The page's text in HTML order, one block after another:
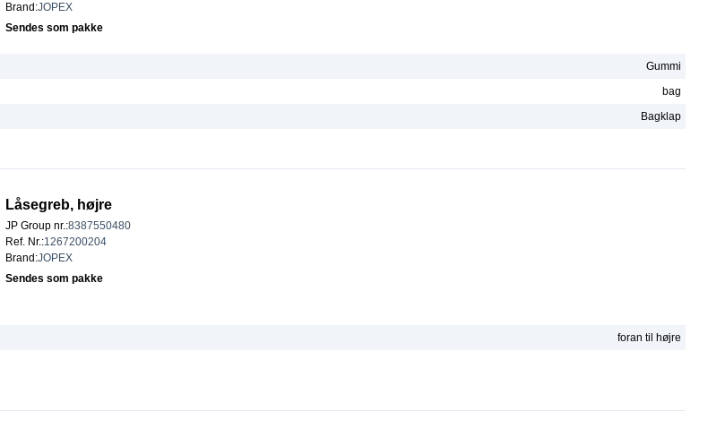
Brand :JOPEX
Sendes som pakke
Gummi
bag
Bagklap
Låsegreb, højre
JP Group nr.:8387550480
Ref. Nr.:1267200204
Brand :JOPEX
Sendes som pakke
foran til højre